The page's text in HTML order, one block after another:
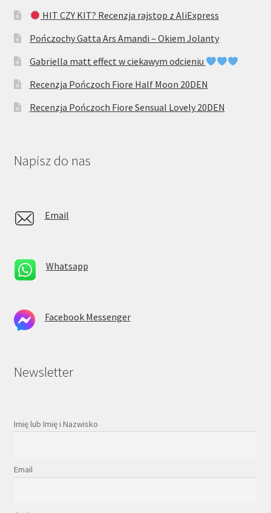
HIT CZY KIT? Recenzja rajstop z AliExpress
Pończochy Gatta Ars Amandi – Okiem Jolanty
Gabriella matt effect w ciekawym odcieniu
Recenzja Pończoch Fiore Half Moon 20DEN
Recenzja Pończoch Fiore Sensual Lovely 20DEN
Napisz do nas
Email
Whatsapp
Facebook Messenger
Newsletter
Imię lub Imię i Nazwisko
Email